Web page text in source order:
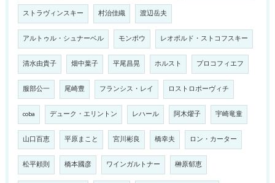
ストラヴィンスキー 村治佳織 渡辺岳夫
アルトゥル・シュナーベル モンポウ レオポルド・ストコフスキー
清水由貴子 畑中葉子 平尾昌晃 ホルスト プロコフィエフ
服部公一 尾崎豊 フランシス・レイ ロストロポーヴィチ
coba デューク・エリントン レハール 阿木燿子 宇崎竜童
山口百恵 平原まこと 宮川彬良 橋幸夫 ロン・カーター
松平頼則 橋本國彦 ワインガルトナー 榊原郁恵